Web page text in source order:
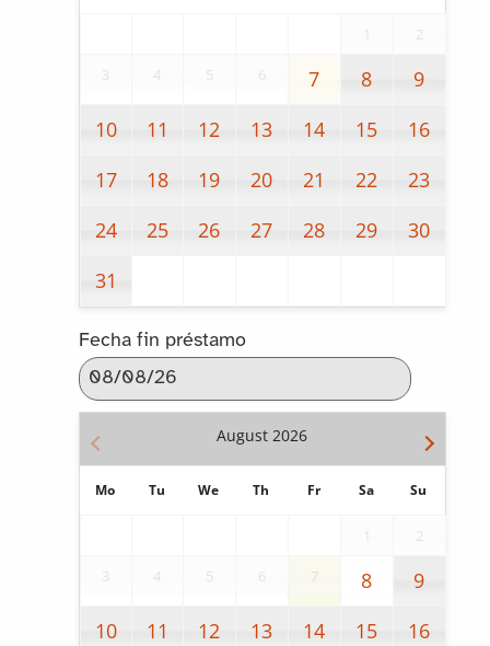
2
3 4 5 6 7 8
9
10
11 12 13 14 15
16
17
18 19 20 21 22
23
24
25 26 27 28 29
30
31
Fecha fin préstamo
August 2026
Mo Tu We Th Fr Sa Su
2
3 4 5 6 7 8
9
10
11 12 13 14 15
16